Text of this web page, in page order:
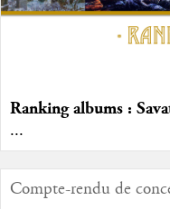
Ranking albums :
...
Compte-rendu de